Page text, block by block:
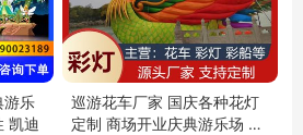
游乐
凯迪
巡游花车厂家 国庆各种花灯
定制 商场开业庆典游乐场 春